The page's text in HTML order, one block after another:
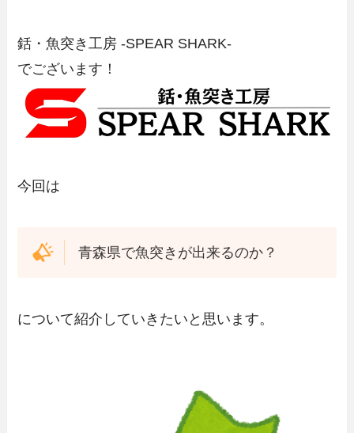
銛・魚突き工房 -SPEAR SHARK-
でございます！
今回は
青森県で魚突きが出来るのか？
について紹介していきたいと思います。